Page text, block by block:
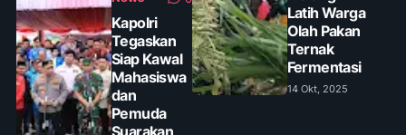
Kapolri
Tegaskan
Siap Kawal
Mahasiswa
dan
Pemuda
Suarakan
Latih Warga
Olah Pakan
Ternak
Fermentasi
14 Okt, 2025